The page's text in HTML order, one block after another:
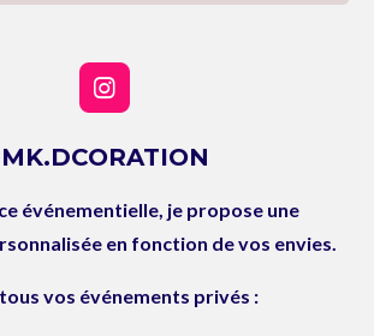
I
n
t
g
a
MK.DCORATION
événementielle, je propose une
en fonction de vos envies.
vos événements privés :